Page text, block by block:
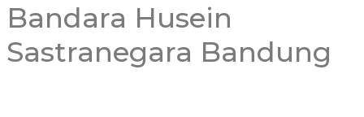
Bandara Husein
Sastranegara Bandung